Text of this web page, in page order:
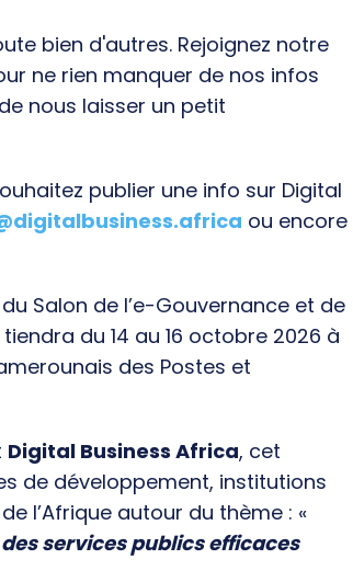
bien d'autres. Rejoignez notre
ne rien manquer de nos infos
nous laisser un petit
publier une info sur Digital
ou encore
Salon de l’e-Gouvernance et de
du 14 au 16 octobre 2026 à
des Postes et
Digital Business Africa, cet
de développement, institutions
l’Afrique autour du thème : «
services publics efficaces